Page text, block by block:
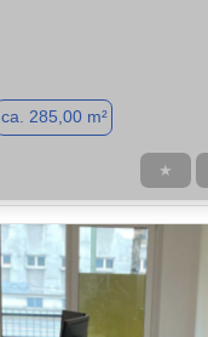
ca. 285,00 m²
★